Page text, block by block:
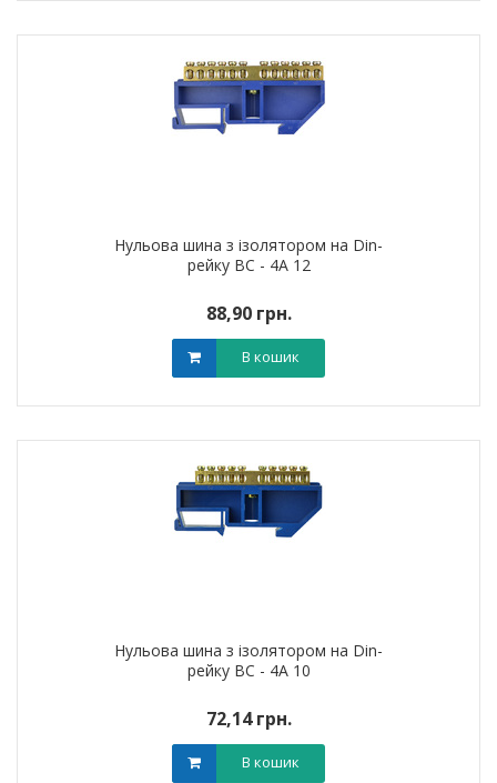
Нульова шина з ізолятором на Din-
рейку ВС - 4А 12
88,90 грн.
В кошик
Нульова шина з ізолятором на Din-
рейку ВС - 4А 10
72,14 грн.
В кошик